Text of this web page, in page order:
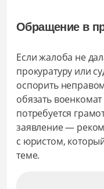
Обращение в
Если жалоба не
прокуратуру или
оспорить
обязать
потребуется
заявление —
с юристом,
теме.